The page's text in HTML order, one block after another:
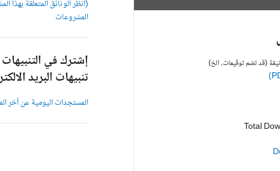
(قد تضم توقيعات، الخ)
Total
(انظر الوثائق المتعلقة بهذا
المشروعات
إشترك في التنبيهات
تنبيهات البريد
المستجدات اليومية عن آخر